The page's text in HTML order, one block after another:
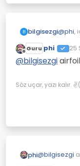
B bilgisezgi@phi,
Çevrimdışı
Guru phi 25
@bilgisezgi
Söz uçar, yazı kalır.
phi@bilgisezgi